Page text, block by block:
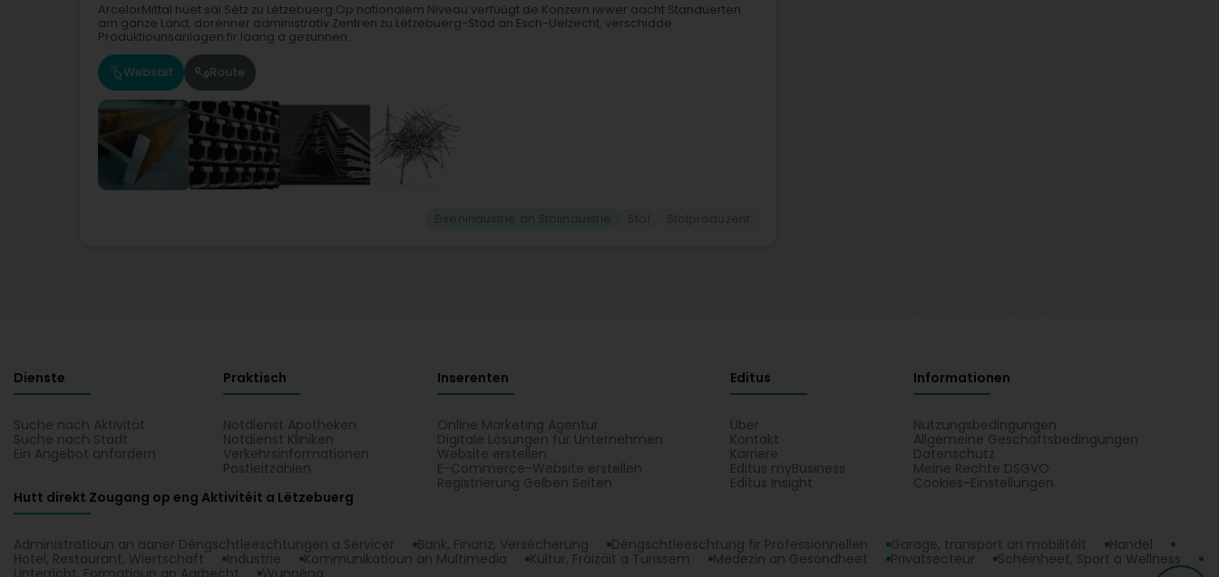
ArcelorMittal huet säi Sëtz zu Lëtzebuerg.Op nationalem Niveau verfüügt de Konzern iwwer aacht Standuerten
am ganze Land, dorënner administrativ Zentren zu Lëtzebuerg-Stad an Esch-Uelzecht, verschidde
Produktiounsanlagen fir laang a gezunnen...
Websäit Route
Dienste
Suche nach Aktivität
Suche nach Stadt
Ein Angebot anfordern
Praktisch
Notdienst Apotheken
Notdienst Kliniken
Verkehrsinformationen
Postleitzahlen
Inserenten
Online Marketing Agentur
Digitale Lösungen für Unternehmen
Website erstellen
E-Commerce-Website erstellen
Registrierung Gelben Seiten
Editus
Über
Kontakt
Karriere
Editus myBusiness
Editus Insight
Informationen
Nutzungsbedingungen
Allgemeine Geschäftsbedingungen
Datenschutz
Meine Rechte DSGVO
Cookies-Einstellungen
Hutt direkt Zougang op eng Aktivitéit a Lëtzebuerg
Administratioun an aaner Déngschtleeschtungen a Servicer Bank, Finanz, Versécherung Déngschtleeschtung fir Professionnellen Garage, transport an mobilitéit
Handel
Hotel, Restaurant, Wiertschaft
Industrie Kommunikatioun an Multimedia Kultur, Fräizäit a Turissem Medezin an Gesondheet Privatsecteur
Schéinheet, Sport a Wellness
Unterricht, Formatioun an Aarbecht
Wunnéng